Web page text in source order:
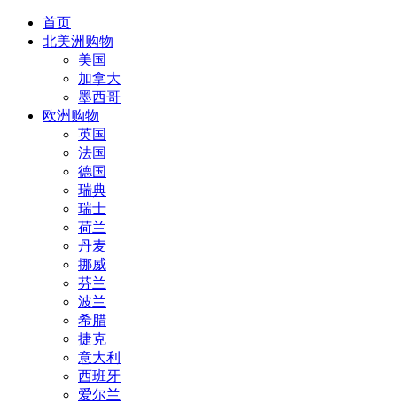
首页
北美洲购物
美国
加拿大
墨西哥
欧洲购物
英国
法国
德国
瑞典
瑞士
荷兰
丹麦
挪威
芬兰
波兰
希腊
捷克
意大利
西班牙
爱尔兰